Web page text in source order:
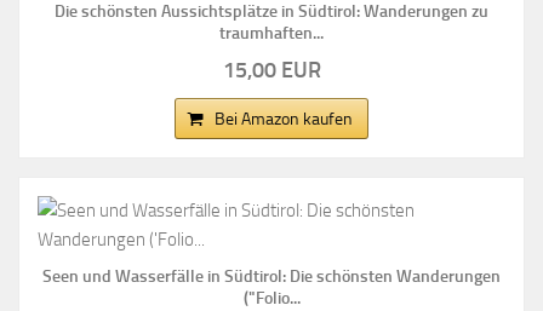
Die schönsten Aussichtsplätze in Südtirol: Wanderungen zu
traumhaften...
15,00 EUR
Bei Amazon kaufen
Seen und Wasserfälle in Südtirol: Die schönsten Wanderungen
("Folio...